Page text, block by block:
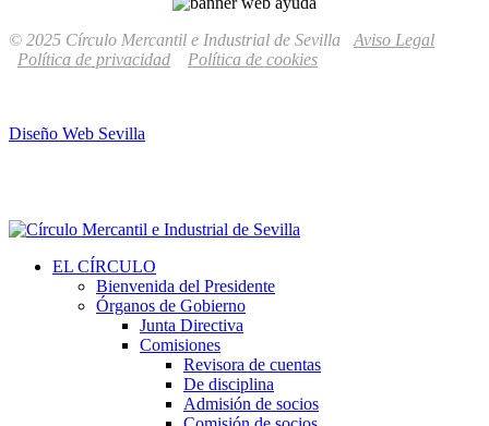
© 2025 Círculo Mercantil e Industrial de Sevilla Aviso Legal
Política de privacidad
Política de cookies
Diseño Web Sevilla
EL CÍRCULO
Bienvenida del Presidente
Órganos de Gobierno
Junta Directiva
Comisiones
Revisora de cuentas
De disciplina
Admisión de socios